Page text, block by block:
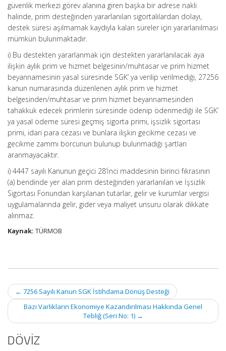
güvenlik merkezi görev alanına giren başka bir adrese nakli
halinde, prim desteğinden yararlanılan sigortalılardan dolayı,
destek süresi aşılmamak kaydıyla kalan süreler için yararlanılması
mümkün bulunmaktadır.
ı) Bu destekten yararlanmak için destekten yararlanılacak aya
ilişkin aylık prim ve hizmet belgesinin/muhtasar ve prim hizmet
beyannamesinin yasal süresinde SGK’ ya verilip verilmediği, 27256
kanun numarasında düzenlenen aylık prim ve hizmet
belgesinden/muhtasar ve prim hizmet beyannamesinden
tahakkuk edecek primlerin süresinde ödenip ödenmediği ile SGK’
ya yasal ödeme süresi geçmiş sigorta primi, işsizlik sigortası
primi, idari para cezası ve bunlara ilişkin gecikme cezası ve
gecikme zammı borcunun bulunup bulunmadığı şartları
aranmayacaktır.
i) 4447 sayılı Kanunun geçici 28’İnci maddesinin birinci fıkrasının
(a) bendinde yer alan prim desteğinden yararlanılan ve İşsizlik
Sigortası Fonundan karşılanan tutarlar, gelir ve kurumlar vergisi
uygulamalarında gelir, gider veya maliyet unsuru olarak dikkate
alınmaz.
Kaynak: TÜRMOB
Post
navigation
← 7256 Sayılı Kanun SGK İstihdama Dönüş Desteği
Bazı Varlıkların Ekonomiye Kazandırılması Hakkında Genel
Tebliğ (Seri No: 1) →
DÖVİZ